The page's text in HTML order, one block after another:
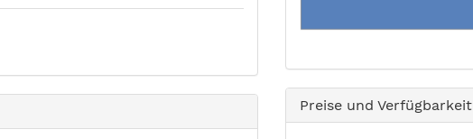
Preise und Verfügbarkeit